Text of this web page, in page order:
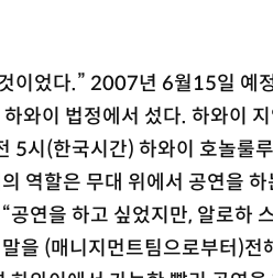
이었다.” 2007년 6월15일 예
와이 법정에서 섰다. 하와이
5시(한국시간) 하와이 호놀룰
역할은 무대 위에서 공연을
공연을 하고 싶었지만, 알로하
을 (매니지먼트팀으로부터)전